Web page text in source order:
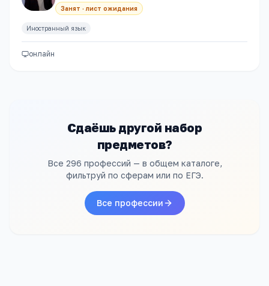
Занят · лист ожидания
Иностранный язык
онлайн
Сдаёшь другой набор
предметов?
Все 296 профессий — в общем каталоге,
фильтруй по сферам или по ЕГЭ.
Все профессии